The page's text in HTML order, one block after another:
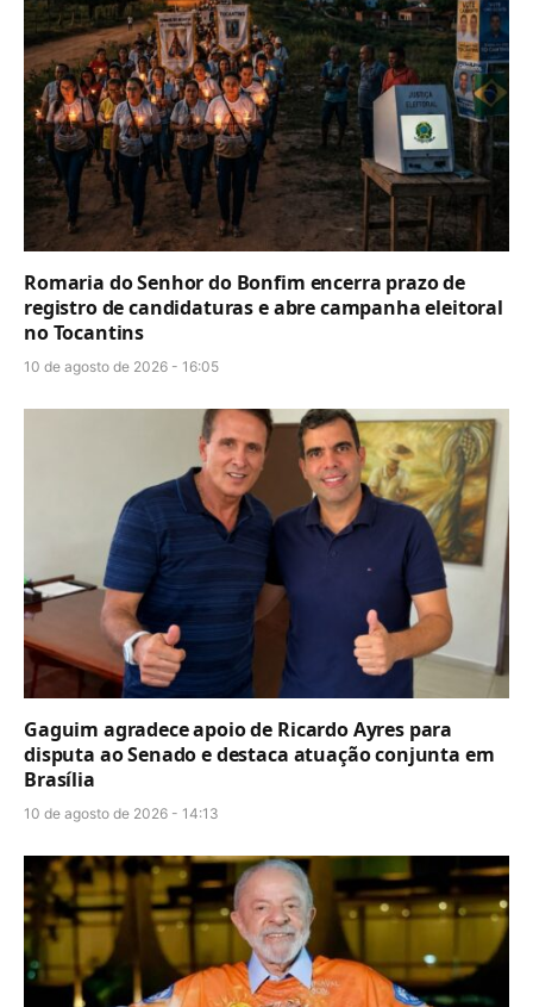
Romaria do Senhor do Bonfim encerra prazo de
registro de candidaturas e abre campanha eleitoral
no Tocantins
10 de agosto de 2026 - 16:05
Gaguim agradece apoio de Ricardo Ayres para
disputa ao Senado e destaca atuação conjunta em
Brasília
10 de agosto de 2026 - 14:13